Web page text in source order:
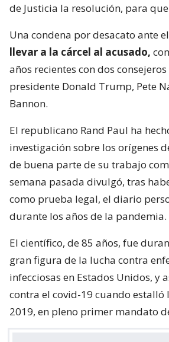
de Justicia la resolución, para
Una condena por desacato ante el
llevar a la cárcel al acusado,
años recientes con dos
presidente Donald Trump, Pete
Bannon.
El republicano Rand Paul ha
investigación sobre los orígenes
de buena parte de su trabajo
semana pasada divulgó, tras
como prueba legal, el diario
durante los años de la pandemia.
El científico, de 85 años, fue
gran figura de la lucha contra
infecciosas en Estados Unidos, y
contra el covid-19 cuando estalló
2019, en pleno primer mandato